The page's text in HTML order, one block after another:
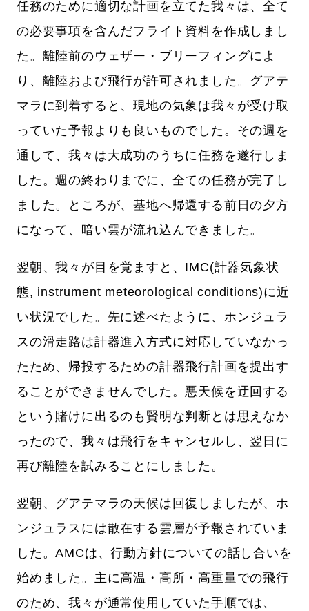
任務のために適切な計画を立てた我々は、全て
の必要事項を含んだフライト資料を作成しまし
た。離陸前のウェザー・ブリーフィングによ
り、離陸および飛行が許可されました。グアテ
マラに到着すると、現地の気象は我々が受け取
っていた予報よりも良いものでした。その週を
通して、我々は大成功のうちに任務を遂行しま
した。週の終わりまでに、全ての任務が完了し
ました。ところが、基地へ帰還する前日の夕方
になって、暗い雲が流れ込んできました。
翌朝、我々が目を覚ますと、IMC(計器気象状
態, instrument meteorological conditions)に近
い状況でした。先に述べたように、ホンジュラ
スの滑走路は計器進入方式に対応していなかっ
たため、帰投するための計器飛行計画を提出す
ることができませんでした。悪天候を迂回する
という賭けに出るのも賢明な判断とは思えなか
ったので、我々は飛行をキャンセルし、翌日に
再び離陸を試みることにしました。
翌朝、グアテマラの天候は回復しましたが、ホ
ンジュラスには散在する雲層が予報されていま
した。AMCは、行動方針についての話し合いを
始めました。主に高温・高所・高重量での飛行
のため、我々が通常使用していた手順では、